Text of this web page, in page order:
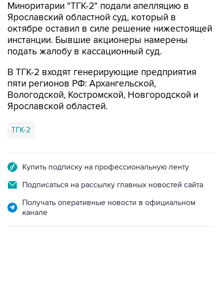
Миноритарии "ТГК-2" подали апелляцию в
Ярославский областной суд, который в
октябре оставил в силе решение нижестоящей
инстанции. Бывшие акционеры намерены
подать жалобу в кассационный суд.
В ТГК-2 входят генерирующие предприятия
пяти регионов РФ: Архангельской,
Вологодской, Костромской, Новгородской и
Ярославской областей.
ТГК-2
Купить подписку на профессиональную ленту
Подписаться на рассылку главных новостей сайта
Получать оперативные новости в официальном
канале